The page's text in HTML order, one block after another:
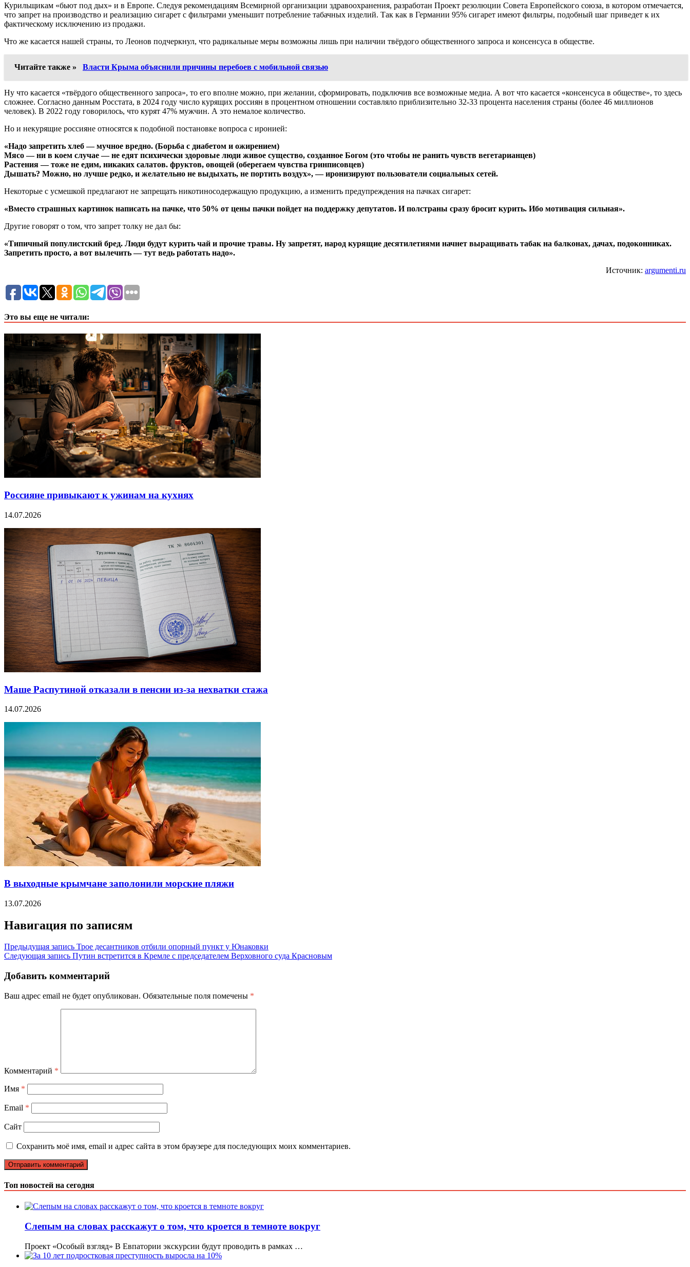
Курильщикам «бьют под дых» и в Европе. Следуя рекомендациям Всемирной организации здравоохранения, разработан Проект резолюции Совета Европейского союза, в котором отмечается,
что запрет на производство и реализацию сигарет с фильтрами уменьшит потребление табачных изделий. Так как в Германии 95% сигарет имеют фильтры, подобный шаг приведет к их
фактическому исключению из продажи.
Что же касается нашей страны, то Леонов подчеркнул, что радикальные меры возможны лишь при наличии твёрдого общественного запроса и консенсуса в обществе.
Читайте также » Власти Крыма объяснили причины перебоев с мобильной связью
Ну что касается «твёрдого общественного запроса», то его вполне можно, при желании, сформировать, подключив все возможные медиа. А вот что касается «консенсуса в обществе», то здесь
сложнее. Согласно данным Росстата, в 2024 году число курящих россиян в процентном отношении составляло приблизительно 32-33 процента населения страны (более 46 миллионов
человек). В 2022 году говорилось, что курят 47% мужчин. А это немалое количество.
Но и некурящие россияне относятся к подобной постановке вопроса с иронией:
«Надо запретить хлеб — мучное вредно. (Борьба с диабетом и ожирением)
Мясо — ни в коем случае — не едят психически здоровые люди живое существо, созданное Богом (это чтобы не ранить чувств вегетарианцев)
Растения — тоже не едим, никаких салатов. фруктов, овощей (оберегаем чувства гринписовцев)
Дышать? Можно, но лучше редко, и желательно не выдыхать, не портить воздух», — иронизируют пользователи социальных сетей.
Некоторые с усмешкой предлагают не запрещать никотиносодержащую продукцию, а изменить предупреждения на пачках сигарет:
«Вместо страшных картинок написать на пачке, что 50% от цены пачки пойдет на поддержку депутатов. И полстраны сразу бросит курить. Ибо мотивация сильная».
Другие говорят о том, что запрет толку не дал бы:
«Типичный популистский бред. Люди будут курить чай и прочие травы. Ну запретят, народ курящие десятилетиями начнет выращивать табак на балконах, дачах, подоконниках.
Запретить просто, а вот вылечить — тут ведь работать надо».
Источник: argumenti.ru
Это вы еще не читали:
Россияне привыкают к ужинам на кухнях
14.07.2026
Маше Распутиной отказали в пенсии из-за нехватки стажа
14.07.2026
В выходные крымчане заполонили морские пляжи
13.07.2026
Навигация по записям
Предыдущая запись Трое десантников отбили опорный пункт у Юнаковки
Следующая запись Путин встретится в Кремле с председателем Верховного суда Красновым
Добавить комментарий
Ваш адрес email не будет опубликован. Обязательные поля помечены *
Комментарий *
Имя *
Email *
Сайт
Сохранить моё имя, email и адрес сайта в этом браузере для последующих моих комментариев.
Топ новостей на сегодня
Слепым на словах расскажут о том, что кроется в темноте вокруг
Проект «Особый взгляд» В Евпатории экскурсии будут проводить в рамках …